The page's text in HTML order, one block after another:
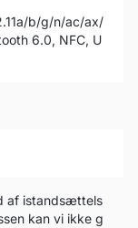
b/g/n/ac/ax/
6.0, NFC, U
af istandsættels
kan vi ikke g